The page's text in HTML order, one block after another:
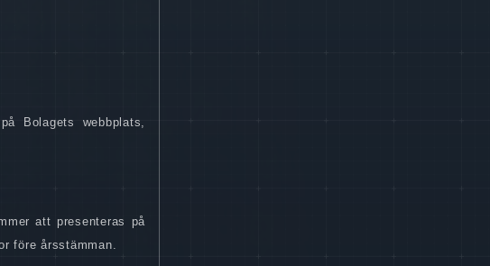
Bolagets webbplats,
att presenteras på
före årsstämman.